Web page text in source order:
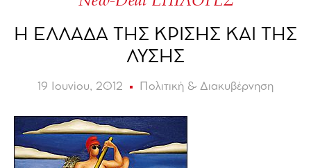
Η ΕΛΛΑΔΑ ΤΗΣ ΚΡΙΣΗΣ ΚΑΙ ΤΗΣ
ΛΥΣΗΣ
19 Ιουνίου, 2012 Πολιτική & Διακυβέρνηση